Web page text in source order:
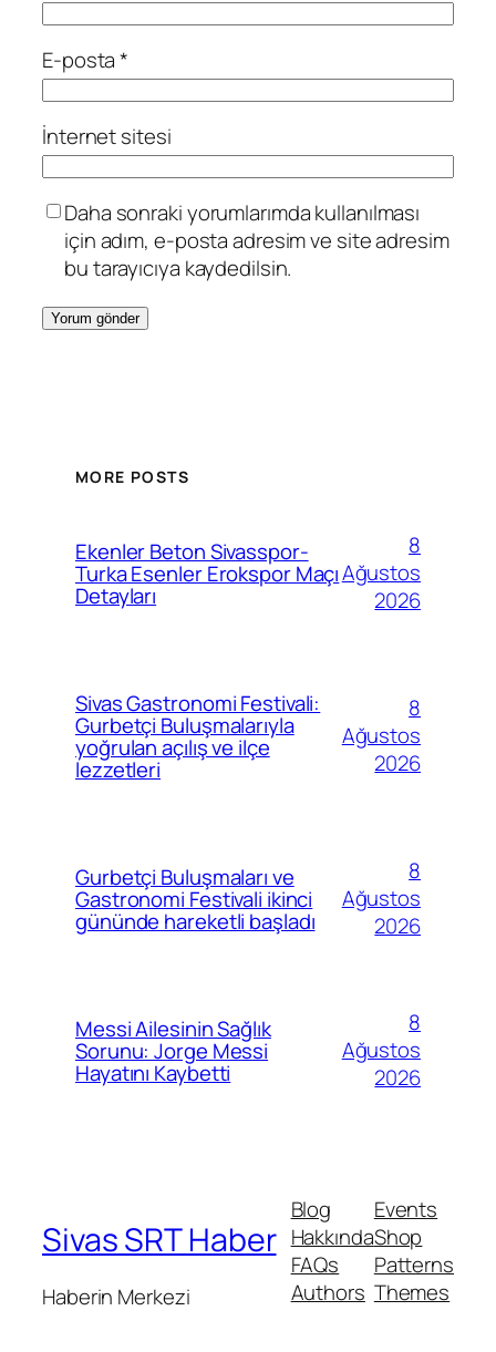
E-posta*
İnternet sitesi
Daha sonraki yorumlarımda kullanılması
için adım, e-posta adresim ve site adresim
bu tarayıcıya kaydedilsin.
MORE POSTS
Ekenler Beton Sivasspor-
Turka Esenler Erokspor Maçı
Detayları
8
Ağustos
2026
Sivas Gastronomi Festivali:
Gurbetçi Buluşmalarıyla
yoğrulan açılış ve ilçe
lezzetleri
8
Ağustos
2026
Gurbetçi Buluşmaları ve
Gastronomi Festivali ikinci
gününde hareketli başladı
8
Ağustos
2026
Messi Ailesinin Sağlık
Sorunu: Jorge Messi
Hayatını Kaybetti
8
Ağustos
2026
Sivas SRT Haber
Haberin Merkezi
Blog
Hakkında
FAQs
Authors
Events
Shop
Patterns
Themes